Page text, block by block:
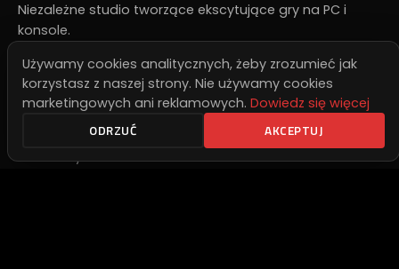
Niezależne studio tworzące ekscytujące gry na PC i
konsole.
Szybkie Linki
Nasze Gry
Używamy cookies analitycznych, żeby zrozumieć jak
korzystasz z naszej strony. Nie używamy cookies
marketingowych ani reklamowych. Dowiedz się więcej
ODRZUĆ
AKCEPTUJ